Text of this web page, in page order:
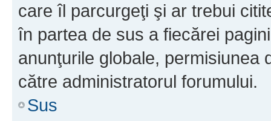
care îl parcurgeţi şi ar trebui
în partea de sus a fiecărei
anunţurile globale, permisiunea
către administratorul forumului.
Sus